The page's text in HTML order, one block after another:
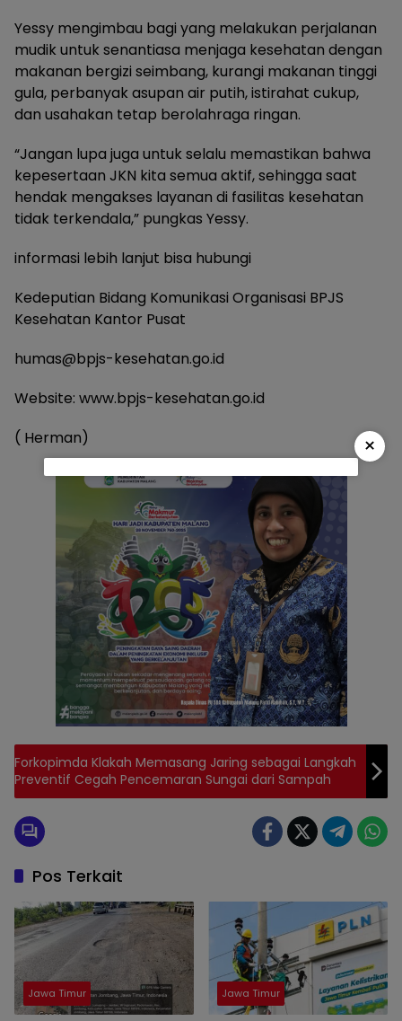
Yessy mengimbau bagi yang melakukan perjalanan
mudik untuk senantiasa menjaga kesehatan dengan
makanan bergizi seimbang, kurangi makanan tinggi
gula, perbanyak asupan air putih, istirahat cukup,
dan usahakan tetap berolahraga ringan.
“Jangan lupa juga untuk selalu memastikan bahwa
kepesertaan JKN kita semua aktif, sehingga saat
hendak mengakses layanan di fasilitas kesehatan
tidak terkendala,” pungkas Yessy.
informasi lebih lanjut bisa hubungi
Kedeputian Bidang Komunikasi Organisasi BPJS
Kesehatan Kantor Pusat
humas@bpjs-kesehatan.go.id
Website: www.bpjs-kesehatan.go.id
( Herman)
Forkopimda Klakah Memasang Jaring sebagai Langkah
Preventif Cegah Pencemaran Sungai dari Sampah
Pos Terkait
Jawa Timur Jawa Timur
×